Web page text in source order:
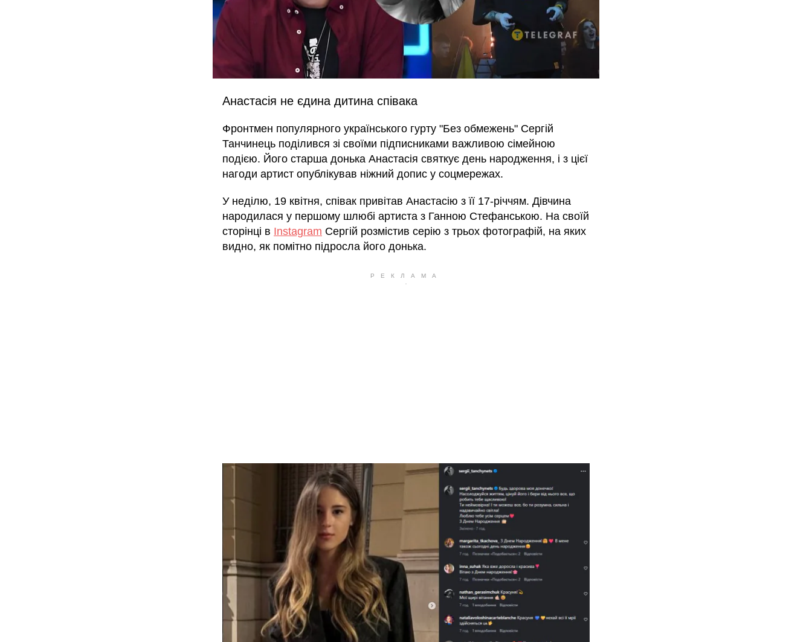
Анастасія не єдина дитина співака
Фронтмен популярного українського гурту "Без обмежень" Сергій
Танчинець поділився зі своїми підписниками важливою сімейною
подією. Його старша донька Анастасія святкує день народження, і з цієї
нагоди артист опублікував ніжний допис у соцмережах.
У неділю, 19 квітня, співак привітав Анастасію з її 17-річчям. Дівчина
народилася у першому шлюбі артиста з Ганною Стефанською. На своїй
сторінці в Instagram Сергій розмістив серію з трьох фотографій, на яких
видно, як помітно підросла його донька.